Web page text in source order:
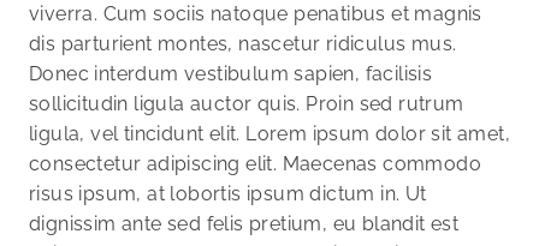
viverra. Cum sociis natoque penatibus et magnis
dis parturient montes, nascetur ridiculus mus.
Donec interdum vestibulum sapien, facilisis
sollicitudin ligula auctor quis. Proin sed rutrum
ligula, vel tincidunt elit. Lorem ipsum dolor sit amet,
consectetur adipiscing elit. Maecenas commodo
risus ipsum, at lobortis ipsum dictum in. Ut
dignissim ante sed felis pretium, eu blandit est